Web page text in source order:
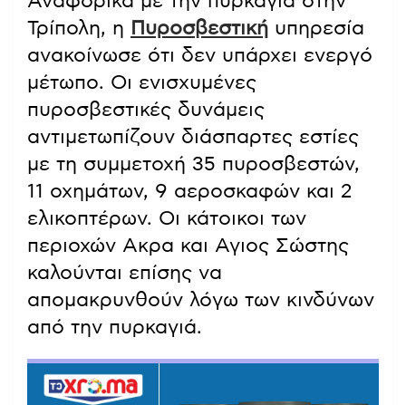
Τρίπολη, η Πυροσβεστική υπηρεσία
ανακοίνωσε ότι δεν υπάρχει ενεργό
μέτωπο. Οι ενισχυμένες
πυροσβεστικές δυνάμεις
αντιμετωπίζουν διάσπαρτες εστίες
με τη συμμετοχή 35 πυροσβεστών,
11 οχημάτων, 9 αεροσκαφών και 2
ελικοπτέρων. Οι κάτοικοι των
περιοχών Ακρα και Αγιος Σώστης
καλούνται επίσης να
απομακρυνθούν λόγω των κινδύνων
από την πυρκαγιά.